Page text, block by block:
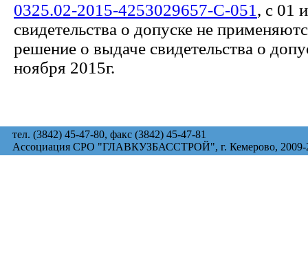
0325.02-2015-4253029657-С-051 , с 01
свидетельства о допуске не
решение о выдаче свидетельства о
ноября 2015г.
тел. (3842) 45-47-80, факс (3842) 45-47-81
Ассоциация СРО "ГЛАВКУЗБАССТРОЙ", г. Кемерово, 2009-